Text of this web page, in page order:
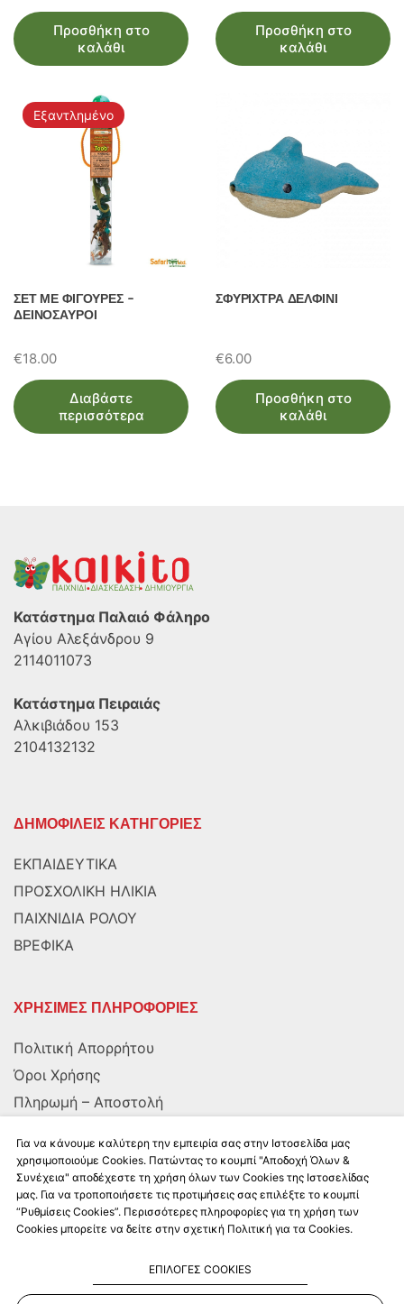
Προσθήκη στο
καλάθι
Προσθήκη στο
καλάθι
Εξαντλημένο
ΣΕΤ ΜΕ ΦΙΓΟΥΡΕΣ –
ΔΕΙΝΟΣΑΥΡΟΙ
€18.00
Διαβάστε
περισσότερα
ΣΦΥΡΙΧΤΡΑ ΔΕΛΦΙΝΙ
€6.00
Προσθήκη στο
καλάθι
Κατάστημα Παλαιό Φάληρο
Αγίου Αλεξάνδρου 9
2114011073
Κατάστημα Πειραιάς
Αλκιβιάδου 153
2104132132
ΔΗΜΟΦΙΛΕΙΣ ΚΑΤΗΓΟΡΙΕΣ
ΕΚΠΑΙΔΕΥΤΙΚΑ
ΠΡΟΣΧΟΛΙΚΗ ΗΛΙΚΙΑ
ΠΑΙΧΝΙΔΙΑ ΡΟΛΟΥ
ΒΡΕΦΙΚΑ
ΧΡΗΣΙΜΕΣ ΠΛΗΡΟΦΟΡΙΕΣ
Πολιτική Απορρήτου
Όροι Χρήσης
Πληρωμή – Αποστολή
ΑΚΟΛΟΥΘΗΣΤΕ ΜΑΣ
Για να κάνουμε καλύτερη την εμπειρία σας στην Ιστοσελίδα μας
χρησιμοποιούμε Cookies. Πατώντας το κουμπί "Αποδοχή Όλων &
Συνέχεια" αποδέχεστε τη χρήση όλων των Cookies της Ιστοσελίδας
μας. Για να τροποποιήσετε τις προτιμήσεις σας επιλέξτε το κουμπί
“Ρυθμίσεις Cookies”. Περισσότερες πληροφορίες για τη χρήση των
Cookies μπορείτε να δείτε στην σχετική Πολιτική για τα Cookies.
ΕΠΙΛΟΓΕΣ COOKIES